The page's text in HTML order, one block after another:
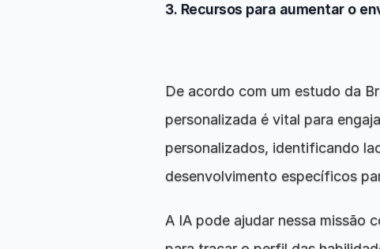
3. Recursos para aumentar o
De acordo com um estudo da
personalizada é vital para
personalizados, identificando
desenvolvimento específicos
A IA pode ajudar nessa missão